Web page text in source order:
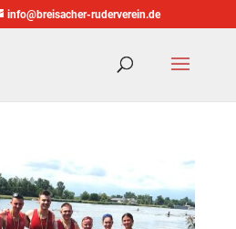
info@breisacher-ruderverein.de